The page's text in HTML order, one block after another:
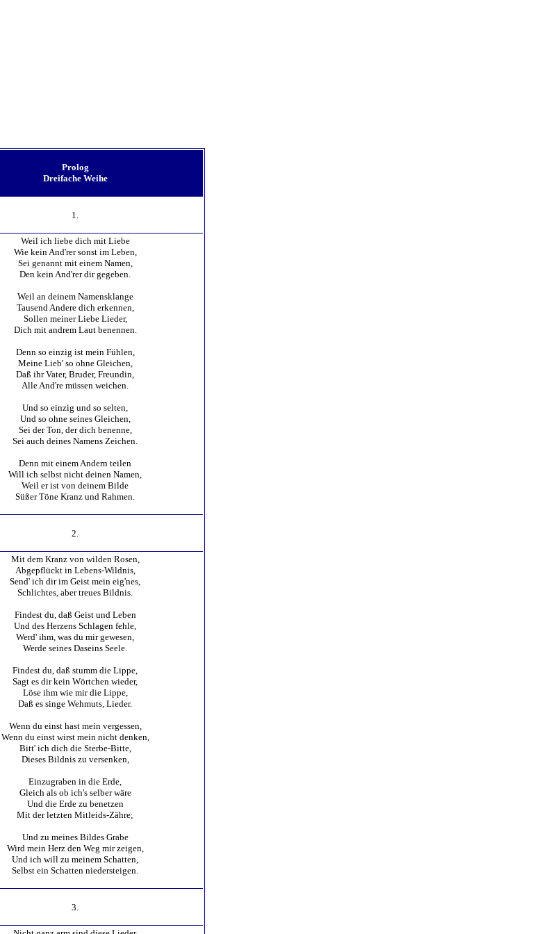
Prolog
Dreifache Weihe
1.
Weil ich liebe dich mit Liebe
Wie kein And'rer sonst im Leben,
Sei genannt mit einem Namen,
Den kein And'rer dir gegeben.
Weil an deinem Namensklange
Tausend Andere dich erkennen,
Sollen meiner Liebe Lieder,
Dich mit andrem Laut benennen.
Denn so einzig ist mein Fühlen,
Meine Lieb' so ohne Gleichen,
Daß ihr Vater, Bruder, Freundin,
Alle And're müssen weichen.
Und so einzig und so selten,
Und so ohne seines Gleichen,
Sei der Ton, der dich benenne,
Sei auch deines Namens Zeichen.
Denn mit einem Andern teilen
Will ich selbst nicht deinen Namen,
Weil er ist von deinem Bilde
Süßer Töne Kranz und Rahmen.
2.
Mit dem Kranz von wilden Rosen,
Abgepflückt in Lebens-Wildnis,
Send' ich dir im Geist mein eig'nes,
Schlichtes, aber treues Bildnis.
Findest du, daß Geist und Leben
Und des Herzens Schlagen fehle,
Werd' ihm, was du mir gewesen,
Werde seines Daseins Seele.
Findest du, daß stumm die Lippe,
Sagt es dir kein Wörtchen wieder,
Löse ihm wie mir die Lippe,
Daß es singe Wehmuts, Lieder.
Wenn du einst hast mein vergessen,
Wenn du einst wirst mein nicht denken,
Bitt' ich dich die Sterbe-Bitte,
Dieses Bildnis zu versenken,
Einzugraben in die Erde,
Gleich als ob ich's selber wäre
Und die Erde zu benetzen
Mit der letzten Mitleids-Zähre;
Und zu meines Bildes Grabe
Wird mein Herz den Weg mir zeigen,
Und ich will zu meinem Schatten,
Selbst ein Schatten niedersteigen.
3.